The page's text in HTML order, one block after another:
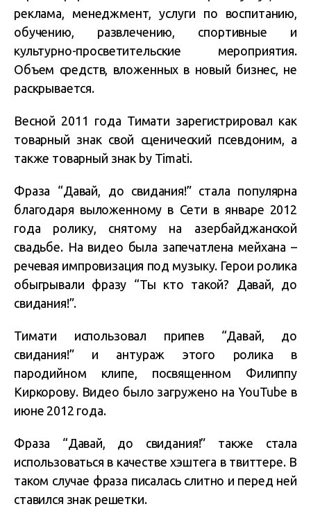
реклама, менеджмент, услуги по воспитанию,
обучению, развлечению, спортивные и
культурно-просветительские мероприятия.
Объем средств, вложенных в новый бизнес, не
раскрывается.
Весной 2011 года Тимати зарегистрировал как
товарный знак свой сценический псевдоним, а
также товарный знак by Timati.
Фраза “Давай, до свидания!” стала популярна
благодаря выложенному в Сети в январе 2012
года ролику, снятому на азербайджанской
свадьбе. На видео была запечатлена мейхана –
речевая импровизация под музыку. Герои ролика
обыгрывали фразу “Ты кто такой? Давай, до
свидания!”.
Тимати использовал припев “Давай, до
свидания!” и антураж этого ролика в
пародийном клипе, посвященном Филиппу
Киркорову. Видео было загружено на YouTube в
июне 2012 года.
Фраза “Давай, до свидания!” также стала
использоваться в качестве хэштега в твиттере. В
таком случае фраза писалась слитно и перед ней
ставился знак решетки.